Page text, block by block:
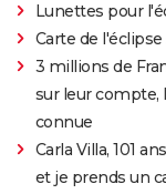
Lunettes pour
Carte de
3 millions de
sur leur compte,
connue
Carla Villa, 101
et je prends un